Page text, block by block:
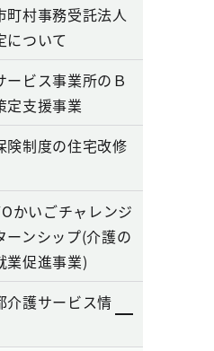
町村事務受託法人
について
ービス事業所のＢ
定支援事業
険制度の住宅改修
かいごチャレンジ
ーンシップ(介護の
業促進事業)
介護サービス情